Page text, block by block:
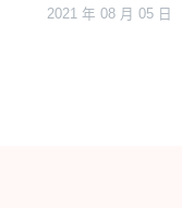
2021 年 08 月 05 日